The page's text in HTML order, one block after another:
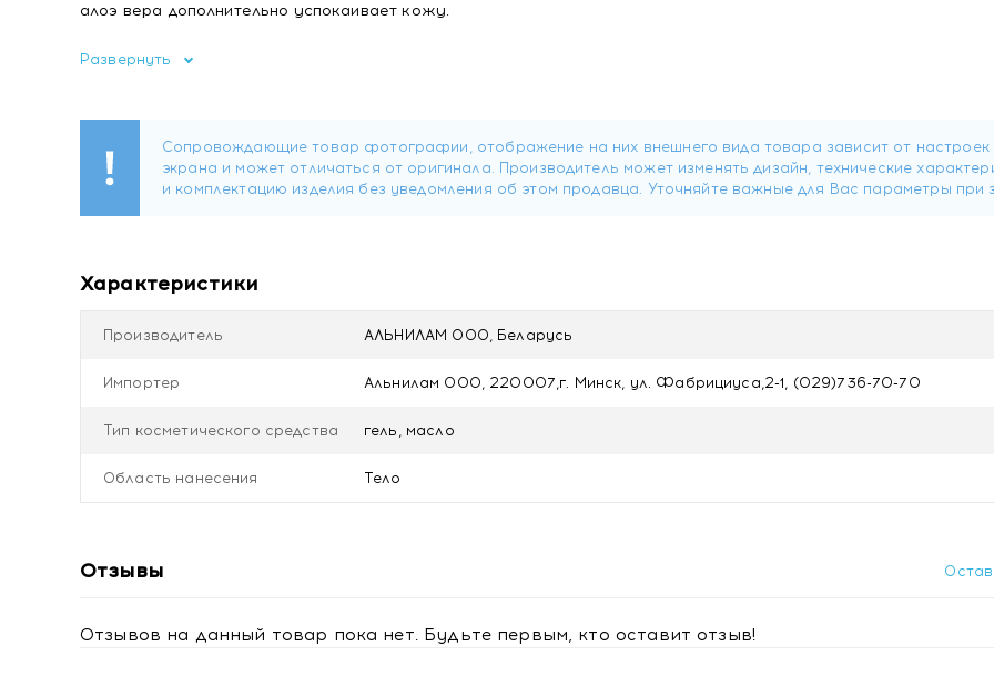
алоэ вера дополнительно успокаивает кожу.
на коже.
Ниацинамид успокаивает, снимает раздражение и покраснения, выравнивает тон кожи и оказывает
действие.
Экстракт алоэ вера интенсивно увлажняет и успокаивает кожу, устраняет жжение, зуд, шелушение на
повышает эластичность и упругость. Освежает и тонизирует, поддерживая ощущение свежести после
Преимущества:
Поддержание защитного барьера кожи
Интенсивное питание и смягчение кожи
рН: 5,5 - 7,5
Развернуть
Характеристики
Производитель АЛЬНИЛАМ ООО, Беларусь
Импортер Альнилам ООО, 220007,г. Минск, ул. Фабрициуса,2-1, (029)736-70-70
Тип косметического средства гель, масло
Область нанесения Тело
Отзывы
Отзывов на данный товар пока нет. Будьте первым, кто оставит отзыв!